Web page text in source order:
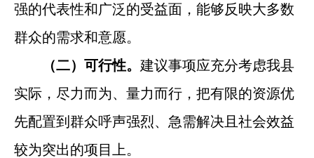
强的代表性和广泛的受益面，能够反映大多数
群众的需求和意愿。
（二）可行性。 建议事项应充分考虑我县
实际，尽力而为、量力而行，把有限的资源优
先配置到群众呼声强烈、急需解决且社会效益
较为突出的项目上。